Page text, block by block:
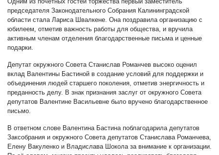
председателя Законодательного Собрания Калининградской
области стала Лариса Швалкене. Она поздравила организацию с
юбилеем, отметив важность работы для общества, и вручила
активным членам отделения благодарственные письма и ценные
подарки.
Депутат окружного Совета Станислав Романчев высоко оценил
вклад Валентины Бастиной в создание условий для поддержки и
объединения людей старшего поколения, отметив энергичность и
преданность делу. В знак признания заслуг от окружного Совета
депутатов Валентине Васильевне было вручено благодарственное
письмо.
В ответном слове Валентина Бастина поблагодарила депутатов
Заксобрания и окружного Совета депутатов Станислава Романчева,
Елену Вакуленко и Владислава Шокола за внимание к организации.